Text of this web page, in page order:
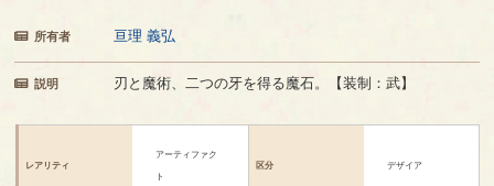
所有者 亘理 義弘
説明 刃と魔術、二つの牙を得る魔石。【装制：武】
レアリティ
アーティファク
ト
区分 デザイア